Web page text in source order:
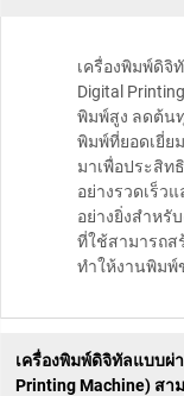
เครื่องพิมพ์ดิจิ
Digital
พิมพ์สูง ลดต้น
พิมพ์ที่ยอดเยี่ย
มาเพื่อประสิท
อย่างรวดเร็ว
อย่างยิ่งสำหรั
ที่ใช้สามารถ
ทำให้งานพิมพ์
เครื่องพิมพ์ดิจิทัลแบบผ่
Printing Machine) ส